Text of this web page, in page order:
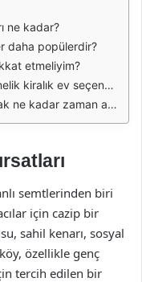
ne kadar?
daha popülerdir?
etmeliyim?
ev seçenekleri var mı?
kadar zaman alır?
semtlerinden biri
için cazip bir
sahil kenarı, sosyal
özellikle genç
tercih edilen bir